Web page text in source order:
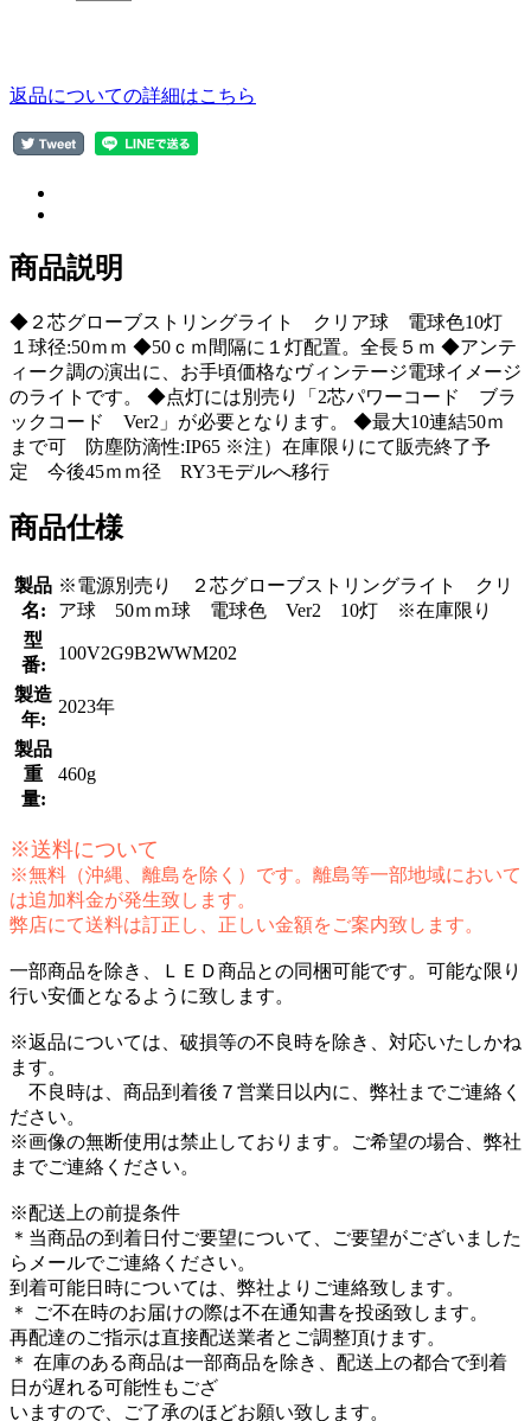
返品についての詳細はこちら
商品説明
◆２芯グローブストリングライト クリア球 電球色10灯
１球径:50ｍｍ ◆50ｃｍ間隔に１灯配置。全長５ｍ ◆アンテ
ィーク調の演出に、お手頃価格なヴィンテージ電球イメージ
のライトです。 ◆点灯には別売り「2芯パワーコード ブラ
ックコード Ver2」が必要となります。 ◆最大10連結50ｍ
まで可 防塵防滴性:IP65 ※注）在庫限りにて販売終了予
定 今後45ｍｍ径 RY3モデルへ移行
商品仕様
製品
名:
※電源別売り ２芯グローブストリングライト クリ
ア球 50ｍｍ球 電球色 Ver2 10灯 ※在庫限り
型
番:
100V2G9B2WWM202
製造
年:
2023年
製品
重
量:
460g
※送料について
※無料（沖縄、離島を除く）です。離島等一部地域において
は追加料金が発生致します。
弊店にて送料は訂正し、正しい金額をご案内致します。
一部商品を除き、ＬＥＤ商品との同梱可能です。可能な限り
行い安価となるように致します。
※返品については、破損等の不良時を除き、対応いたしかね
ます。
不良時は、商品到着後７営業日以内に、弊社までご連絡く
ださい。
※画像の無断使用は禁止しております。ご希望の場合、弊社
までご連絡ください。
※配送上の前提条件
＊当商品の到着日付ご要望について、ご要望がございました
らメールでご連絡ください。
到着可能日時については、弊社よりご連絡致します。
＊ ご不在時のお届けの際は不在通知書を投函致します。
再配達のご指示は直接配送業者とご調整頂けます。
＊ 在庫のある商品は一部商品を除き、配送上の都合で到着
日が遅れる可能性もござ
いますので、ご了承のほどお願い致します。